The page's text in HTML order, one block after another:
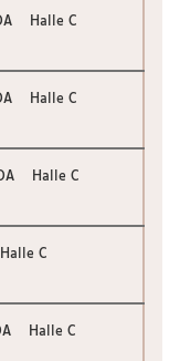
Halle C
Halle C
Halle C
C
Halle C